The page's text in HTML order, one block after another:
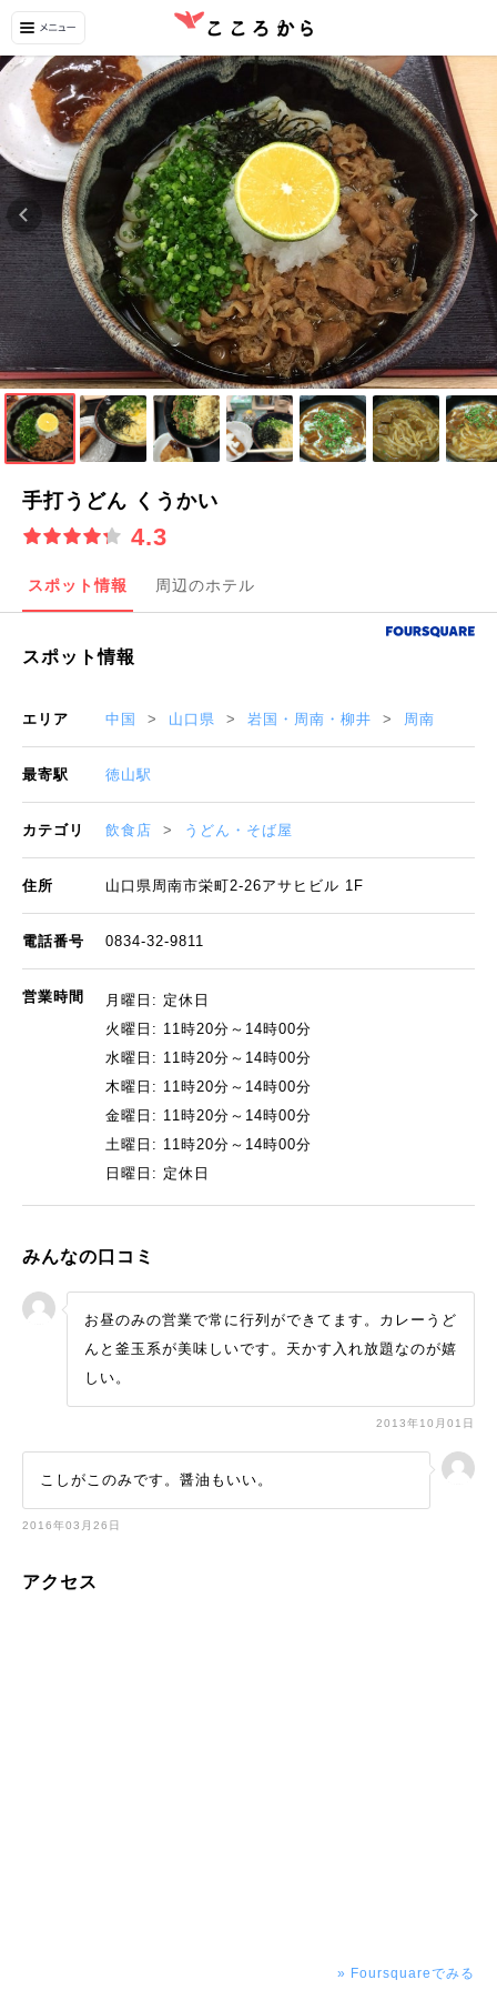
手打うどん くうかい
4.3
スポット情報 周辺のホテル
スポット情報
エリア 中国 山口県 岩国・周南・柳井 周南
最寄駅 徳山駅
カテゴリ 飲食店 うどん・そば屋
住所 山口県周南市栄町2-26アサヒビル 1F
電話番号 0834-32-9811
営業時間
月曜日: 定休日
火曜日: 11時20分～14時00分
水曜日: 11時20分～14時00分
木曜日: 11時20分～14時00分
金曜日: 11時20分～14時00分
土曜日: 11時20分～14時00分
日曜日: 定休日
みんなの口コミ
お昼のみの営業で常に行列ができてます。カレーうど
んと釜玉系が美味しいです。天かす入れ放題なのが嬉
しい。
2013年10月01日
こしがこのみです。醤油もいい。
2016年03月26日
アクセス
» Foursquareでみる